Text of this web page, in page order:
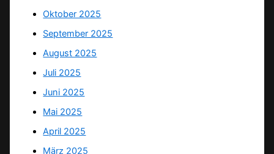
Oktober 2025
September 2025
August 2025
Juli 2025
Juni 2025
Mai 2025
April 2025
März 2025